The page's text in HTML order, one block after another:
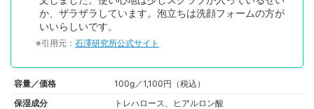
か、ザラザラしています。泡立ちは洗顔フォームの方が
いいらしいです。
※引用元： 石澤研究所公式サイト
容量／価格
100g／1,100円（税込）
保湿成分
トレハロース、ヒアルロン酸